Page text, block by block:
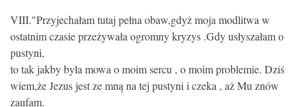
VIII."Przyjechałam tutaj pełna obaw,gdyż moja modlitwa w
ostatnim czasie przeżywała ogromny kryzys .Gdy usłyszałam o
pustyni,
to tak jakby była mowa o moim sercu , o moim problemie. Dziś
wiem,że Jezus jest ze mną na tej pustyni i czeka , aż Mu znów
zaufam.